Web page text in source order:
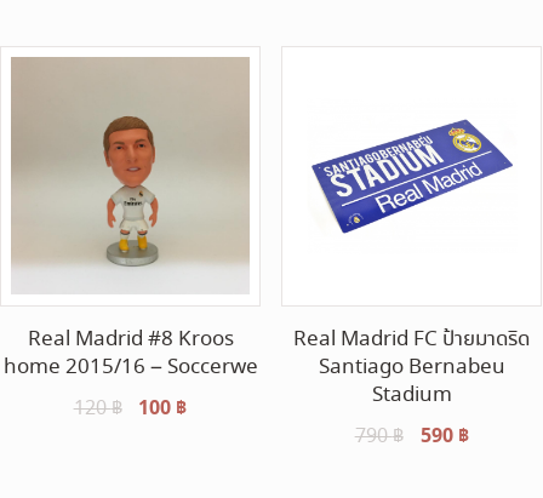
was:
is:
was:
is:
Real Madrid #8 Kroos
home 2015/16 – Soccerwe
120฿
Original
100 ฿Current
Real Madrid FC ป้ายมาดริด
Santiago Bernabeu
Stadium
790฿
Original
590 ฿Current